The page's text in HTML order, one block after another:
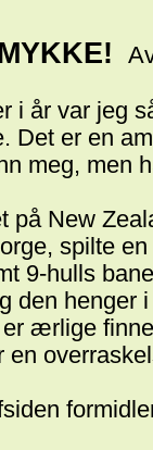
i år var jeg
Det er en
meg, men
på New
spilte
9-hulls
den henger
ærlige
en